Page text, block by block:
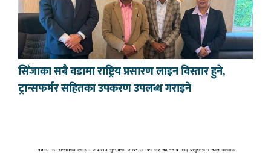
सिँजाका सबै वडामा राष्ट्रिय प्रसारण लाइन विस्तार हुने,
ट्रान्सफर्मर सहितका उपकरण उपलब्ध गराइने